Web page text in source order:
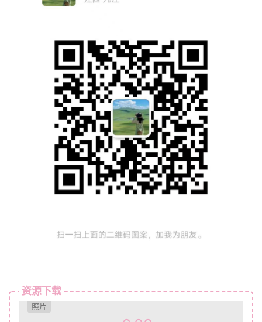
资源下载
照片